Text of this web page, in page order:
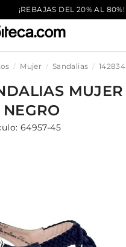
¡REBAJAS DEL 20% AL 80%!
Mujer Sandalias 142834
MUJER
NEGRO
64957-45